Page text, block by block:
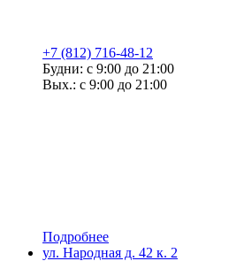
+7 (812) 716-48-12
Будни: с 9:00 до 21:00
Вых.: с 9:00 до 21:00
Подробнее
ул. Народная д. 42 к. 2